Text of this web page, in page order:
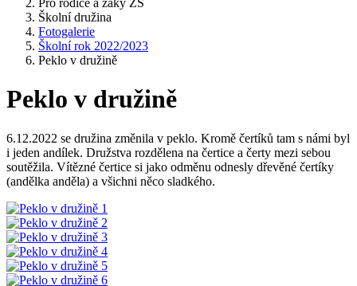
Pro rodiče a žáky ZŠ
Školní družina
Fotogalerie
Školní rok 2022/2023
Peklo v družině
Peklo v družině
6.12.2022 se družina změnila v peklo. Kromě čertíků tam s námi byl
i jeden andílek. Družstva rozdělena na čertice a čerty mezi sebou
soutěžila. Vítězné čertice si jako odměnu odnesly dřevěné čertíky
(andělka anděla) a všichni něco sladkého.